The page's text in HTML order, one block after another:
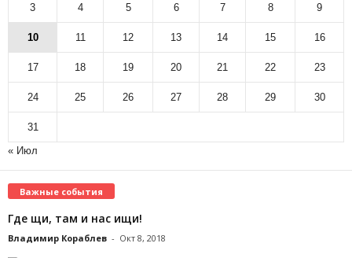
3 4 5 6 7 8 9
10 11 12 13 14 15 16
17 18 19 20 21 22 23
24 25 26 27 28 29 30
31
« Июл
Важные события
Где щи, там и нас ищи!
Владимир Кораблев - Окт 8, 2018